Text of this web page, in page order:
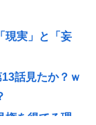
現実」と「妄
話見たか？ｗ
権を得てる理